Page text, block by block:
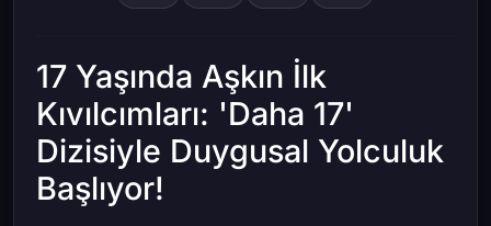
17 Yaşında Aşkın İlk
Kıvılcımları: 'Daha 17'
Dizisiyle Duygusal Yolculuk
Başlıyor!